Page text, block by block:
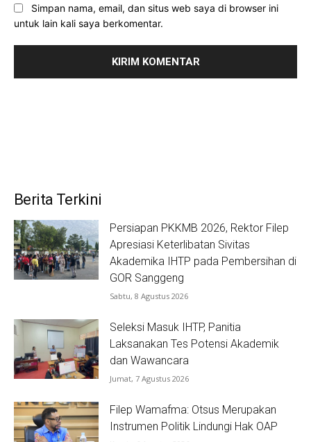
Simpan nama, email, dan situs web saya di browser ini
untuk lain kali saya berkomentar.
Berita Terkini
Persiapan PKKMB 2026, Rektor Filep
Apresiasi Keterlibatan Sivitas
Akademika IHTP pada Pembersihan di
GOR Sanggeng
Sabtu, 8 Agustus 2026
Seleksi Masuk IHTP, Panitia
Laksanakan Tes Potensi Akademik
dan Wawancara
Jumat, 7 Agustus 2026
Filep Wamafma: Otsus Merupakan
Instrumen Politik Lindungi Hak OAP